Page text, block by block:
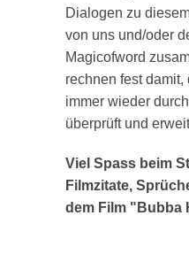
Dialogen zu
von uns und/oder
Magicofword
rechnen fest
immer wieder
überprüft und
Viel Spass beim
Filmzitate,
dem Film "Bubba